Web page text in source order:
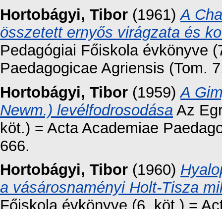
Hortobágyi, Tibor (1961)A
összetett ernyős virágzata és
Pedagógiai Főiskola évkönyve
Paedagogicae Agriensis (Tom.
Hortobágyi, Tibor (1959)A
Newm.) levélfodrosodása Az
köt.) = Acta Academiae
666.
Hortobágyi, Tibor (1960)
a vásárosnaményi Holt-Tisza
Főiskola évkönyve (6. köt.) =